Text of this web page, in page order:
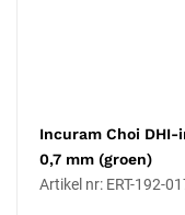
waarneembaar, (2)
wat tot oneven
soepel door de huid en
Incuram Choi
0,7 mm (groen)
Artikel nr: ERT-192-